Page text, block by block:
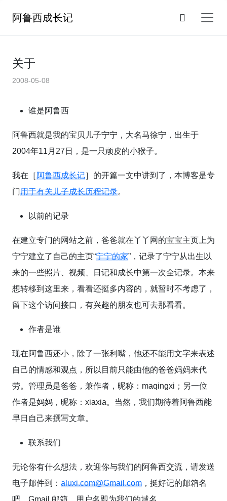
阿鲁西成长记
关于
2008-05-08
谁是阿鲁西
阿鲁西就是我的宝贝儿子宁宁，大名马徐宁，出生于
2004年11月27日，是一只顽皮的小猴子。
我在［阿鲁西成长记］的开篇一文中讲到了，本博客是专
门用于有关儿子成长历程记录。
以前的记录
在建立专门的网站之前，爸爸就在丫丫网的宝宝主页上为
宁宁建立了自己的主页“宁宁的家”，记录了宁宁从出生以
来的一些照片、视频、日记和成长中第一次全记录。本来
想转移到这里来，看看还挺多内容的，就暂时不考虑了，
留下这个访问接口，有兴趣的朋友也可去那看看。
作者是谁
现在阿鲁西还小，除了一张利嘴，他还不能用文字来表述
自己的情感和观点，所以目前只能由他的爸爸妈妈来代
劳。管理员是爸爸，兼作者，昵称：maqingxi；另一位
作者是妈妈，昵称：xiaxia。当然，我们期待着阿鲁西能
早日自己来撰写文章。
联系我们
无论你有什么想法，欢迎你与我们的阿鲁西交流，请发送
电子邮件到： aluxi.com@Gmail.com ，挺好记的邮箱名
吧，Gmail 邮箱，用户名即为我们的域名。